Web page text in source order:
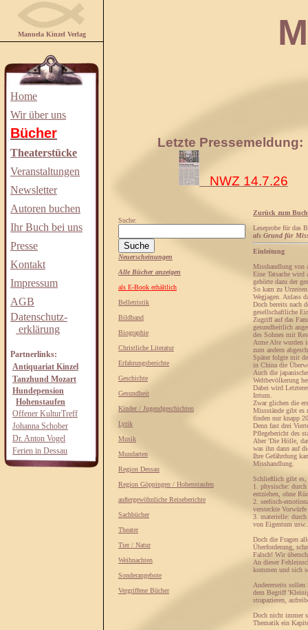
Manuela Kinzel Verlag
Home
Wir über uns
Bücher
Theaterstücke
Veranstaltungen
Newsletter
Autoren buchen
Ihr Buch bei uns
Presse
Kontakt
Impressum
AGB
Datenschutz-
erklärung
Partnerlinks:
Antiquariat Kinzel
Tanzhund Mozart
Hundepension
Hohenstaufen
Offener KulturTreff
Johanna Schober
Dr. Anton Vogel
Ferien in Dessau
Letzte Pressemeldung:
NWZ 14.7.26
Suche:
Neuerscheinungen
Alle Bücher anzeigen
als E-Book erhältlich
Belletristik
Bildband
Biographie
Christliche Literatur
Erfahrungsberichte
Geschichte
Gesundheit
Kinder / Jugendgeschichten
Lyrik
Musik
Mundarten
Region Dessau
Region Göppingen / Hohenstaufen
außergewöhnliche Reiseberichte
Sachbücher
Theater
Tier / Natur
Weihnachten
Sonderangebote
Vergriffene Bücher
Zurück zum Buch
Leseprobe für das
als Grund für
Einleitung
Misshandlung von
Eine Tatsache
gehörte dazu der
So kam zu
Wegjagen. Anlass
Doch bereits nach
gesellschaftliche
Zugriff auf das
gesundheitlich
des Sohnes mit
Arme Alte wurden
zum andern
Später folgte mit
in China die
Auch die
Weltbevölkerung
Dabei wird
Irrtum.
Zwar glichen die
Missstände gibt es
finden nur knapp
Denn fast drei
Pflegebericht des
Aber 'Die Hölle,
was ihn dann auf
Ihre Gefährdung
Misshandlung.
Schließlich gibt es,
1. physische:
entziehen, ohne
2. seelisch-
versteckte
3. materielle: durch
von Eigentum
Doch die Fragen
Überforderung,
Falsch! Wir
An dieser
kommen und sich
Andererseits
dem Begriff
strapazieren,
Doch nicht immer
Thematik ein